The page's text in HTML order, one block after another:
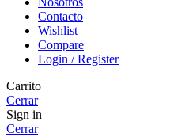
Contacto
Wishlist
Compare
Login / Register
Carrito
Cerrar
Sign in
Cerrar